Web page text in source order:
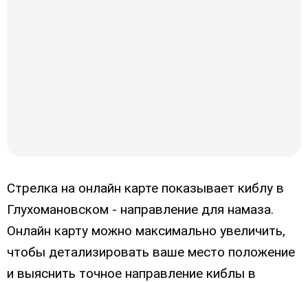
Стрелка на онлайн карте показывает киблу в
Глухoмановском - направление для намаза.
Онлайн карту можно максимально увеличить,
чтобы детализировать ваше место положение
и выяснить точное направление киблы в